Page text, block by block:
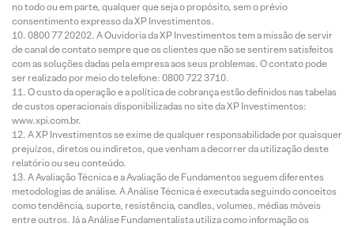
no todo ou em parte, qualquer que seja o propósito, sem o prévio
consentimento expresso da XP Investimentos.
0800 77 20202. A Ouvidoria da XP Investimentos tem a missão de servir
de canal de contato sempre que os clientes que não se sentirem satisfeitos
com as soluções dadas pela empresa aos seus problemas. O contato pode
ser realizado por meio do telefone: 0800 722 3710.
O custo da operação e a política de cobrança estão definidos nas tabelas
de custos operacionais disponibilizadas no site da XP Investimentos:
www.xpi.com.br.
A XP Investimentos se exime de qualquer responsabilidade por quaisquer
prejuízos, diretos ou indiretos, que venham a decorrer da utilização deste
relatório ou seu conteúdo.
A Avaliação Técnica e a Avaliação de Fundamentos seguem diferentes
metodologias de análise. A Análise Técnica é executada seguindo conceitos
como tendência, suporte, resistência, candles, volumes, médias móveis
entre outros. Já a Análise Fundamentalista utiliza como informação os